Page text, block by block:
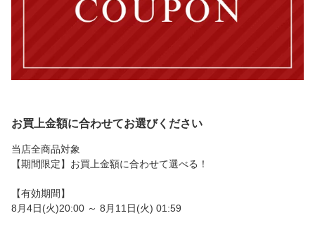
お買上金額に合わせてお選びください
当店全商品対象
【期間限定】お買上金額に合わせて選べる！
【有効期間】
8月4日(火)20:00 ～ 8月11日(火) 01:59